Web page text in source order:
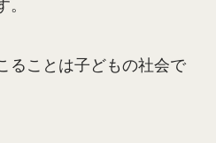
ることは子どもの社会で